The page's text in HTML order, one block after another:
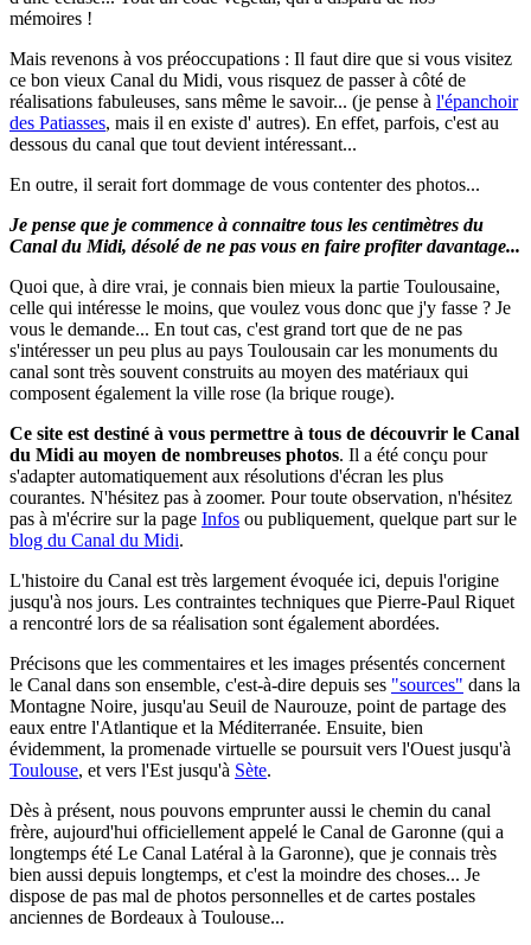
mémoires !
Mais revenons à vos préoccupations : Il faut dire que si vous visitez
ce bon vieux Canal du Midi, vous risquez de passer à côté de
réalisations fabuleuses, sans même le savoir... (je pense à l'épanchoir
des Patiasses, mais il en existe d' autres). En effet, parfois, c'est au
dessous du canal que tout devient intéressant...
En outre, il serait fort dommage de vous contenter des photos...
Je pense que je commence à connaitre tous les centimètres du
Canal du Midi, désolé de ne pas vous en faire profiter davantage...
Quoi que, à dire vrai, je connais bien mieux la partie Toulousaine,
celle qui intéresse le moins, que voulez vous donc que j'y fasse ? Je
vous le demande... En tout cas, c'est grand tort que de ne pas
s'intéresser un peu plus au pays Toulousain car les monuments du
canal sont très souvent construits au moyen des matériaux qui
composent également la ville rose (la brique rouge).
Ce site est destiné à vous permettre à tous de découvrir le Canal
du Midi au moyen de nombreuses photos. Il a été conçu pour
s'adapter automatiquement aux résolutions d'écran les plus
courantes. N'hésitez pas à zoomer. Pour toute observation, n'hésitez
pas à m'écrire sur la page Infos ou publiquement, quelque part sur le
blog du Canal du Midi.
L'histoire du Canal est très largement évoquée ici, depuis l'origine
jusqu'à nos jours. Les contraintes techniques que Pierre-Paul Riquet
a rencontré lors de sa réalisation sont également abordées.
Précisons que les commentaires et les images présentés concernent
le Canal dans son ensemble, c'est-à-dire depuis ses "sources" dans la
Montagne Noire, jusqu'au Seuil de Naurouze, point de partage des
eaux entre l'Atlantique et la Méditerranée. Ensuite, bien
évidemment, la promenade virtuelle se poursuit vers l'Ouest jusqu'à
Toulouse, et vers l'Est jusqu'à Sète.
Dès à présent, nous pouvons emprunter aussi le chemin du canal
frère, aujourd'hui officiellement appelé le Canal de Garonne (qui a
longtemps été Le Canal Latéral à la Garonne), que je connais très
bien aussi depuis longtemps, et c'est la moindre des choses... Je
dispose de pas mal de photos personnelles et de cartes postales
anciennes de Bordeaux à Toulouse...